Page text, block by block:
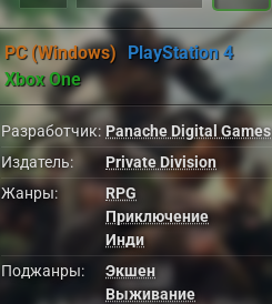
PC (Windows) PlayStation 4
Xbox One
Разработчик: Panache Digital Games
Издатель:
Private Division
Жанры:
RPG
Приключение
Инди
Поджанры:
Экшен
Выживание